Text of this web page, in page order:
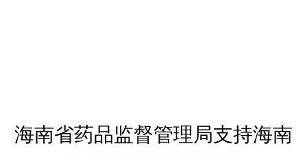
海南省药品监督管理局支持海南